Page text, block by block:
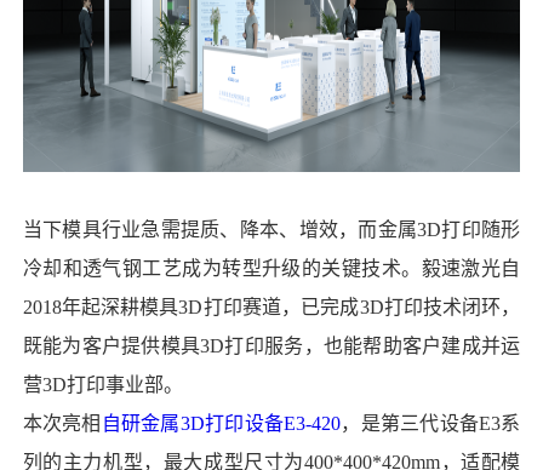
当下模具行业急需提质、降本、增效，而金属3D打印随形
冷却和透气钢工艺成为转型升级的关键技术。毅速激光自
2018年起深耕模具3D打印赛道，已完成3D打印技术闭环，
既能为客户提供模具3D打印服务，也能帮助客户建成并运
营3D打印事业部。
本次亮相 自研金属3D打印设备E3-420，是第三代设备E3系
列的主力机型，最大成型尺寸为400*400*420mm，适配模